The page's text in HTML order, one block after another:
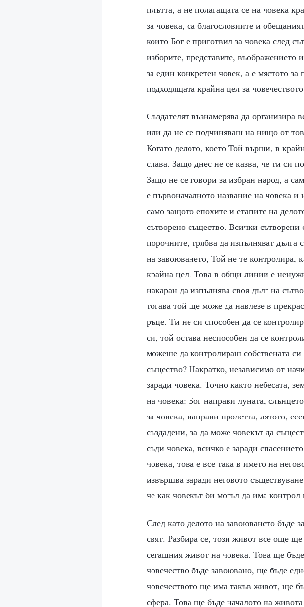
плътта, а не полагащата се на човека
за човека, са благословиите и
които Бог е приготвил за човека след
изборите, представите, въображението
за един конкретен човек, а е мястото
подходящата крайна цел за човечеството.
Създателят възнамерява да
или да не се подчиняваш на нищо от
Когато делото, което Той върши, в
слава. Защо днес не се казва, че ти си
Защо не се говори за избран народ, а
е първоначалното название на човека
само защото епохите и етапите на
сътворено същество. Всички
порочните, трябва да изпълняват
на завоюването, Той не те контролира,
крайна цел. Това в общи линии е
накаран да изпълнява своя дълг на
тогава той ще може да навлезе в
ръце. Ти не си способен да се
си, той остава неспособен да се
можеше да контролираш собствената
същество? Накратко, независимо от
заради човека. Точно както небесата,
на човека: Бог направи луната,
за човека, направи пролетта, лятото,
създадени, за да може човекът да
съди човека, всичко е заради
човека, това е все така в името на
извършва заради неговото
че как човекът би могъл да има контрол
След като делото на завоюването бъде
свят. Разбира се, този живот все още
сегашния живот на човека. Това ще
човечество бъде завоювано, ще бъде
човечеството ще има такъв живот, ще
сфера. Това ще бъде началото на